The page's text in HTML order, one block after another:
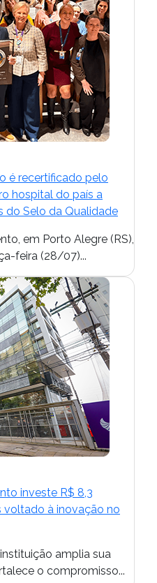
é recertificado pelo
hospital do país a
do Selo da Qualidade
em Porto Alegre (RS),
feira (28/07)...
investe R$ 8,3
à inovação no
amplia sua
o compromisso...